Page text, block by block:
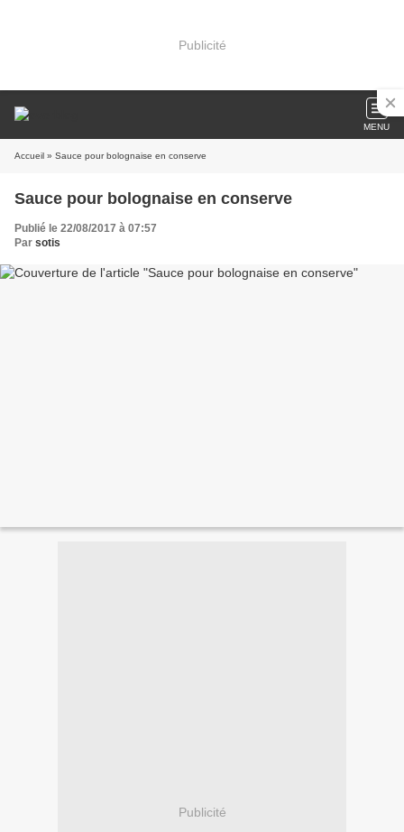
Publicité
MENU
Accueil » Sauce pour bolognaise en conserve
Sauce pour bolognaise en conserve
Publié le 22/08/2017 à 07:57
Par sotis
Publicité